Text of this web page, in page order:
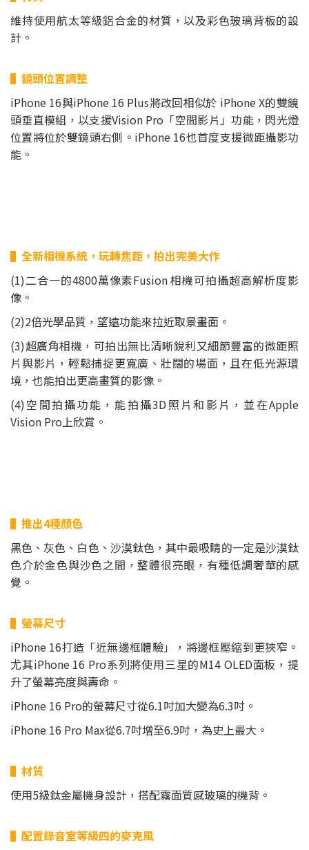
維持使用航太等級鋁合金的材質，以及彩色玻璃背板的設
計。
▌鏡頭位置調整
iPhone 16與iPhone 16 Plus將改回相似於 iPhone X的雙鏡
頭垂直模組，以支援Vision Pro「空間影片」功能，閃光燈
位置將位於雙鏡頭右側。iPhone 16也首度支援微距攝影功
能。
▌全新相機系統，玩轉焦距，拍出完美大作
(1)二合一的4800萬像素Fusion 相機可拍攝超高解析度影
像。
(2)2倍光學品質，望遠功能來拉近取景畫面。
(3)超廣角相機，可拍出無比清晰銳利又細節豐富的微距照
片與影片，輕鬆捕捉更寬廣、壯闊的場面，且在低光源環
境，也能拍出更高畫質的影像。
(4)空間拍攝功能，能拍攝3D照片和影片，並在Apple
Vision Pro上欣賞。
▌推出4種顏色
黑色、灰色、白色、沙漠鈦色，其中最吸睛的一定是沙漠鈦
色介於金色與沙色之間，整體很亮眼，有種低調奢華的感
覺。
▌螢幕尺寸
iPhone 16打造「近無邊框體驗」，將邊框壓縮到更狹窄。
尤其iPhone 16 Pro系列將使用三星的M14 OLED面板，提
升了螢幕亮度與壽命。
iPhone 16 Pro的螢幕尺寸從6.1吋加大變為6.3吋。
iPhone 16 Pro Max從6.7吋增至6.9吋，為史上最大。
▌材質
使用5級鈦金屬機身設計，搭配霧面質感玻璃的機背。
▌配置錄音室等級四的麥克風